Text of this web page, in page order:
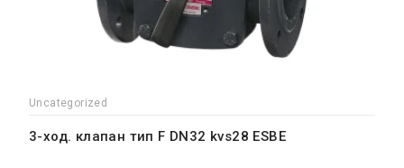
Uncategorized
3-ход. клапан тип F DN32 kvs28 ESBE